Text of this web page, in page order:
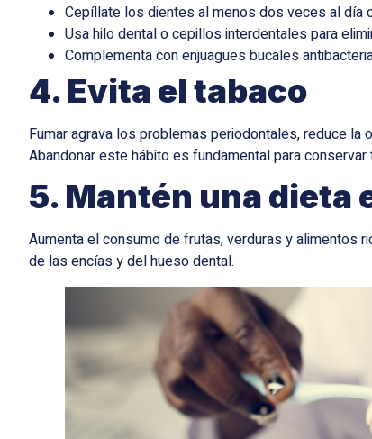
Cepíllate los dientes al menos dos veces al día
Usa hilo dental o cepillos interdentales para
Complementa con enjuagues bucales
4. Evita el tabaco
Fumar agrava los problemas periodontales, reduce
Abandonar este hábito es fundamental para
5. Mantén una dieta
Aumenta el consumo de frutas, verduras y alimentos
de las encías y del hueso dental.